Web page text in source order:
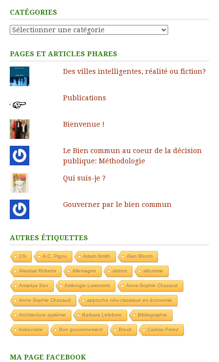
CATÉGORIES
Catégories
PAGES ET ARTICLES PHARES
Des villes intelligentes, réalité ou fiction?
Publications
Bienvenue !
Le Bien commun au coeur de la décision
publique: Méthodologie
Qui suis-je ?
Gouverner par le bien commun
AUTRES ÉTIQUETTES
1% A.C. Pigou Adam Smith Alan Bloom
Alasdair Roberts Allemagne alstom altruisme
Amartya Sen Ambrogio Lorenzetti Anne-Sophie Chazaud
Anne Sophie Chazaud approche néo-classique en économie
Architecture système Barbara Lefebvre Bibliographie
bobocratie Bon gouvernement Brexit Carlota Perez
MA PAGE FACEBOOK